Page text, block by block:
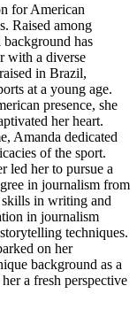
for American
Raised among
has
with a diverse
in Brazil,
at a young age.
presence, she
her heart.
Amanda dedicated
of the sport.
led her to pursue a
in journalism from
skills in writing and
in journalism
techniques.
on her
background as a
a fresh perspective